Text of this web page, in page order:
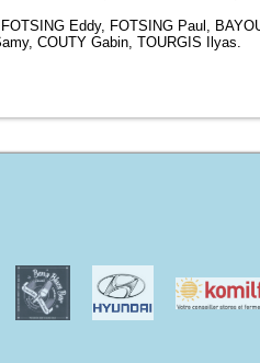
Eddy, FOTSING Paul,
COUTY Gabin, TOURGIS Ilyas.